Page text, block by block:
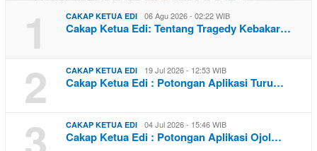
1 CAKAP KETUA EDI 06 Agu 2026 - 02:22 WIB
Cakap Ketua Edi: Tentang Tragedy Kebakar…
2 CAKAP KETUA EDI 19 Jul 2026 - 12:53 WIB
Cakap Ketua Edi : Potongan Aplikasi Turu…
CAKAP KETUA EDI 04 Jul 2026 - 15:46 WIB
Cakap Ketua Edi : Potongan Aplikasi Ojol…